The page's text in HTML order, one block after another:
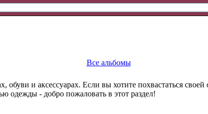
Все альбомы
и аксессуарах. Если вы хотите похвастаться
одежды - добро пожаловать в этот раздел!